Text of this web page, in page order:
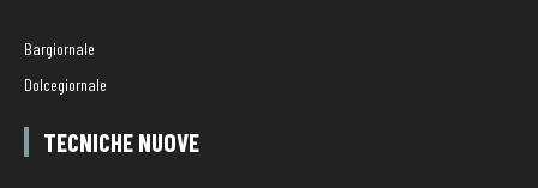
Bargiornale
Dolcegiornale
TECNICHE NUOVE